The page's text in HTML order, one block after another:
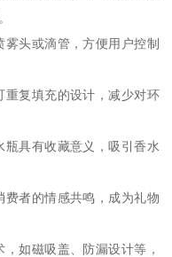
头或滴管，方便用户控制
重复填充的设计，减少对环
瓶具有收藏意义，吸引香水
者的情感共鸣，成为礼物
如磁吸盖、防漏设计等，